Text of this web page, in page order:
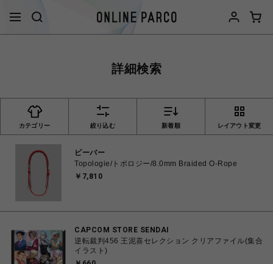
詳細検索
カテゴリー 絞り込む 新着順 レイアウト変更
ビーバー
Topologie/トポロジー/8.0mm Braided O-Rope
￥7,810
CAPCOM STORE SENDAI
逆転裁判456 王泥喜セレクション クリアファイル(集合
イラスト)